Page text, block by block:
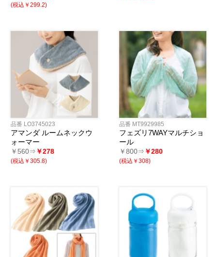
(税込￥299.2)
品番 LO3745023
アマンダ ルームネックウ
ォーマー
￥560⇒ ￥278
(税込￥305.8)
品番 MT9929985
フェズリ7WAYマルチショ
ール
￥800⇒ ￥280
(税込￥308)